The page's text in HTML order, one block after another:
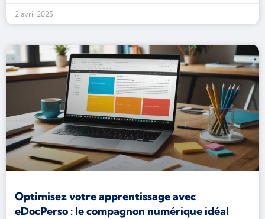
2 avril 2025
Optimisez votre apprentissage avec
eDocPerso : le compagnon numérique idéal